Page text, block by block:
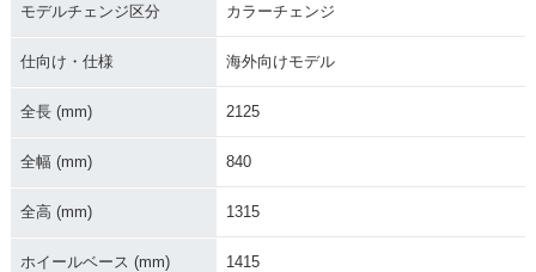
0・カラーチェンジ
ABS・フルモデルチ
モデルチェンジ区分 カラーチェンジ
仕向け・仕様 海外向けモデル
全長 (mm) 2125
全幅 (mm) 840
全高 (mm) 1315
ホイールベース (mm) 1415